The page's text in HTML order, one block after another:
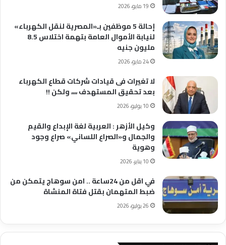
19 مايو، 2026
إحالة 5 موظفين بـ«المصرية لنقل الكهرباء»
لنيابة الأموال العامة بتهمة اختلاس 8.5
مليون جنيه
24 مايو، 2026
لا تغيرات فى قيادات شركات قطاع الكهرباء
بعد تحقيق المستهدف ،،،، ولكن !!
10 يوليو، 2026
وكيل الأزهر : العربية لغة الإبداع والقيم
والجمال و«الصراع اللساني» صراع وجود
وهوية
10 يناير، 2026
في اقل من 24ساعة .. امن سوهاج يتمكن من
ضبط المتهمان بقتل فتاة المنشاة
26 يوليو، 2026